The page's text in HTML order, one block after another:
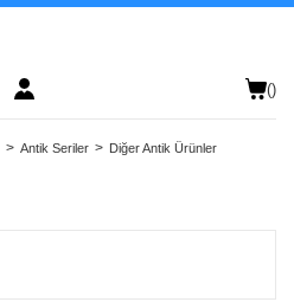
()
Antik Seriler Diğer Antik Ürünler